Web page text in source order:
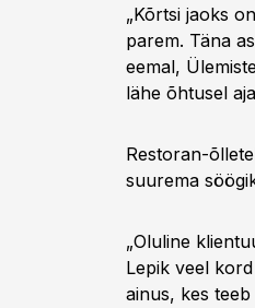
„Kõrtsi jaoks
parem. Täna
eemal,
lähe õhtusel
Restoran-
suurema
„Oluline
Lepik veel
ainus, kes teeb